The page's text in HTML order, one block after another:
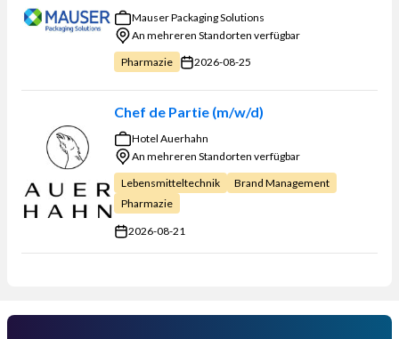
Mauser Packaging Solutions
An mehreren Standorten verfügbar
Pharmazie
2026-08-25
Chef de Partie (m/w/d)
Hotel Auerhahn
An mehreren Standorten verfügbar
Lebensmitteltechnik
Brand Management
Pharmazie
2026-08-21